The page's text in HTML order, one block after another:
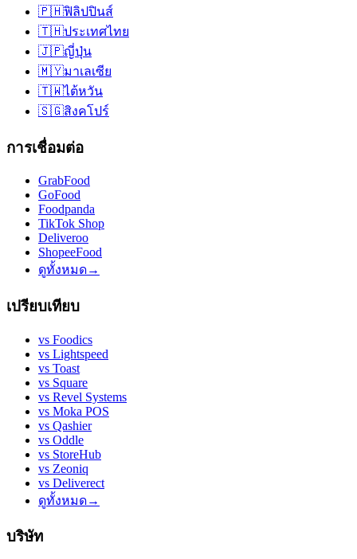
🇵🇭ฟิลิปปินส์
🇹🇭ประเทศไทย
🇯🇵ญี่ปุ่น
🇲🇾มาเลเซีย
🇹🇼ไต้หวัน
🇸🇬สิงคโปร์
การเชื่อมต่อ
GrabFood
GoFood
Foodpanda
TikTok Shop
Deliveroo
ShopeeFood
ดูทั้งหมด→
เปรียบเทียบ
vs Foodics
vs Lightspeed
vs Toast
vs Square
vs Revel Systems
vs Moka POS
vs Qashier
vs Oddle
vs StoreHub
vs Zeoniq
vs Deliverect
ดูทั้งหมด→
บริษัท